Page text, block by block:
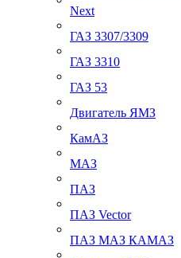
Next
ГАЗ 3307/3309
ГАЗ 3310
ГАЗ 53
Двигатель ЯМЗ
КамАЗ
МАЗ
ПАЗ
ПАЗ Vector
ПАЗ МАЗ КАМАЗ